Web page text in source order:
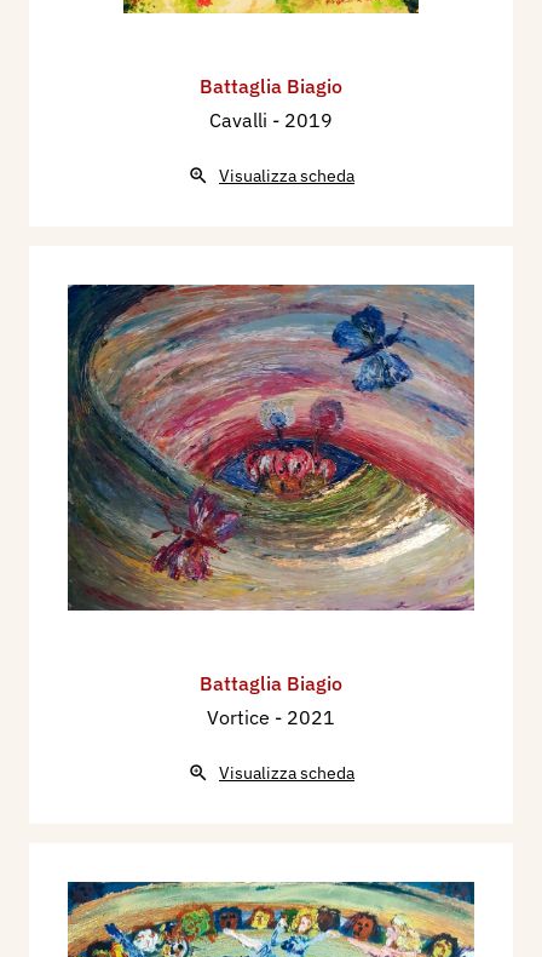
Battaglia Biagio
Cavalli - 2019
Visualizza scheda
Battaglia Biagio
Vortice - 2021
Visualizza scheda